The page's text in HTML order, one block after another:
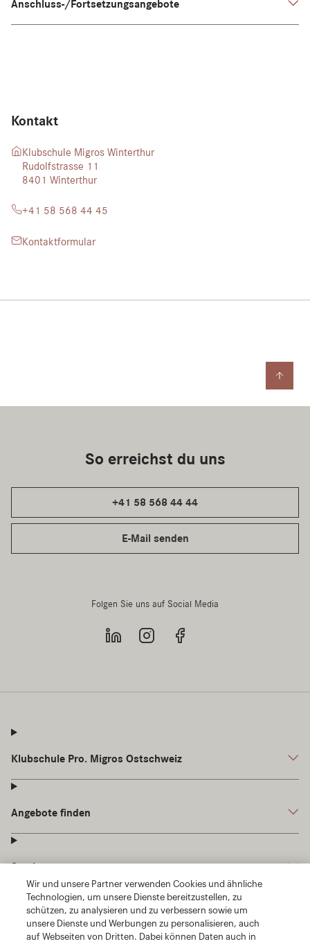
Wir und unsere Partner verwenden Cookies und ähnliche
Technologien, um unsere Dienste bereitzustellen, zu
schützen, zu analysieren und zu verbessern sowie um
unsere Dienste und Werbungen zu personalisieren, auch
auf Webseiten von Dritten. Dabei können Daten auch in